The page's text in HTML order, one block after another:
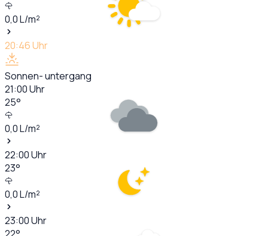
0,0L/m²
20:46Uhr
Sonnen- untergang
21:00Uhr
25°
0,0L/m²
22:00Uhr
23°
0,0L/m²
23:00Uhr